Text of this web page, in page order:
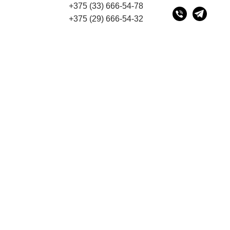
+375 (29) 666-54-32
+375 (33) 666-54-78
220075, г. Минск, переулок Промышленный 16,